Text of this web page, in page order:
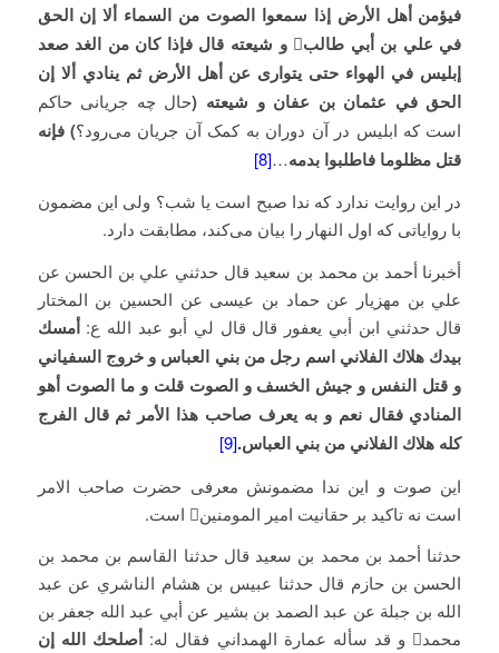
فيؤمن أهل الأرض إذا سمعوا الصوت من السماء ألا إن الحق
في علي بن أبي طالب‏ و شيعته قال فإذا كان من الغد صعد
إبليس في الهواء حتى يتوارى عن أهل الأرض ثم ينادي ألا إن
الحق في عثمان بن عفان و شيعته (حال چه جریانی حاكم
است که ابلیس در آن دوران به کمک آن جریان می‌رود؟) فإنه
قتل مظلوما فاطلبوا بدمه‏…
[8]
در این روایت ندارد که ندا صبح است یا شب؟ ولی این مضمون
با روایاتی که اول النهار را بیان می‌کند، مطابقت دارد.
أخبرنا أحمد بن محمد بن سعيد قال حدثني علي بن الحسن عن
علي بن مهزيار عن حماد بن عيسى عن الحسين بن المختار
قال حدثني ابن أبي‏ يعفور قال قال لي أبو عبد الله ع:أمسك
بيدك هلاك الفلاني اسم رجل من بني العباس و خروج السفياني
و قتل النفس و جيش الخسف و الصوت قلت و ما الصوت أهو
المنادي فقال نعم و به يعرف صاحب هذا الأمر ثم قال الفرج
كله هلاك الفلاني من بني العباس.[9]
این صوت و این ندا مضمونش معرفی حضرت صاحب الامر
است نه تاکید بر حقانیت امیر المومنین است.
حدثنا أحمد بن محمد بن سعيد قال حدثنا القاسم بن محمد بن
الحسن بن حازم قال حدثنا عبيس بن هشام الناشري عن عبد
الله بن جبلة عن عبد الصمد بن بشير عن أبي عبد الله جعفر بن
محمد و قد سأله عمارة الهمداني فقال له:
أصلحك الله إن